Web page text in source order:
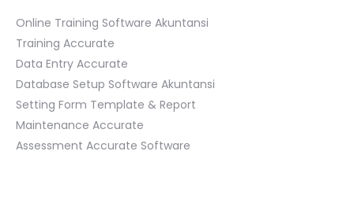
Online Training Software Akuntansi
Training Accurate
Data Entry Accurate
Database Setup Software Akuntansi
Setting Form Template & Report
Maintenance Accurate
Assessment Accurate Software